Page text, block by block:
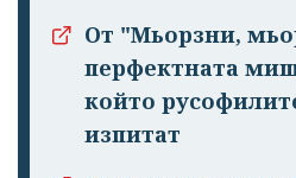
От "Мьорзни,
перфектната
който
изпитат